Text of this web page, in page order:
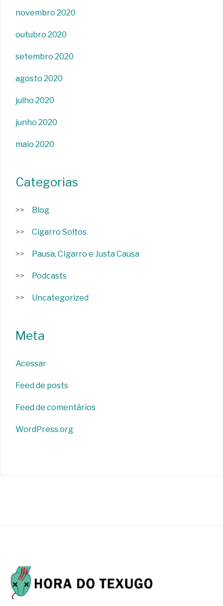
novembro 2020
outubro 2020
setembro 2020
agosto 2020
julho 2020
junho 2020
maio 2020
Categorias
Blog
Cigarro Soltos
Pausa, CIgarro e Justa Causa
Podcasts
Uncategorized
Meta
Acessar
Feed de posts
Feed de comentários
WordPress.org